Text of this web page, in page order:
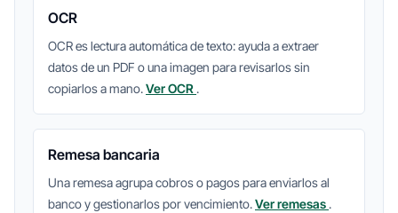
OCR
OCR es lectura automática de texto: ayuda a extraer
datos de un PDF o una imagen para revisarlos sin
copiarlos a mano.Ver OCR .
Remesa bancaria
Una remesa agrupa cobros o pagos para enviarlos al
banco y gestionarlos por vencimiento.Ver remesas .